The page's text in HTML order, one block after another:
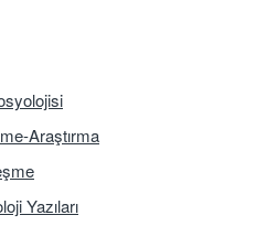
Araştırma
Yazıları